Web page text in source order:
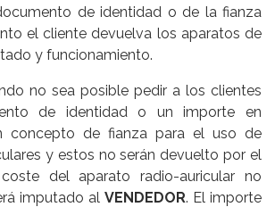
de identidad o de la fianza
el cliente devuelva los aparatos de
y funcionamiento.
no sea posible pedir a los clientes
de identidad o un importe en
concepto de fianza para el uso de
y estos no serán devuelto por el
del aparato radio-auricular no
imputado al VENDEDOR. El importe